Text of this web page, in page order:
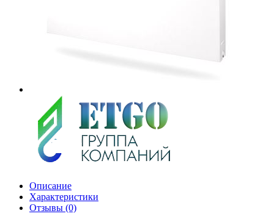
Описание
Характеристики
Отзывы (0)